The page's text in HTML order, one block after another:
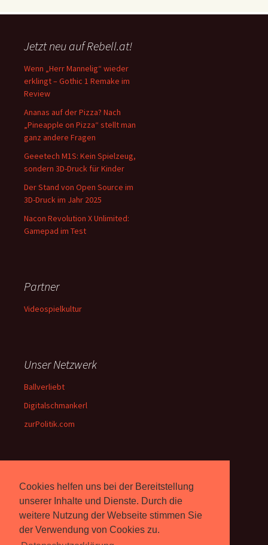
Cookies helfen uns bei der Bereitstellung
unserer Inhalte und Dienste. Durch die
weitere Nutzung der Webseite stimmen Sie
der Verwendung von Cookies zu.
Jetzt neu auf Rebell.at!
Wenn „Herr Mannelig“ wieder
erklingt – Gothic 1 Remake im
Review
Ananas auf der Pizza? Nach
„Pineapple on Pizza“ stellt man
ganz andere Fragen
Geeetech M1S: Kein Spielzeug,
sondern 3D-Druck für Kinder
Der Stand von Open Source im
3D-Druck im Jahr 2025
Nacon Revolution X Unlimited:
Gamepad im Test
Partner
Videospielkultur
Unser Netzwerk
Ballverliebt
Digitalschmankerl
zurPolitik.com
Über Uns
Rebell.atberichtet seit 2003
unabhängig über Computer-
und Videospiele. (
Impressum )